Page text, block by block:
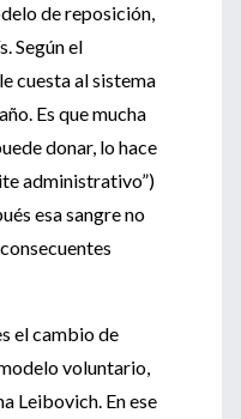
de reposición,
Según el
cuesta al sistema
Es que mucha
donar, lo hace
administrativo”)
esa sangre no
el cambio de
voluntario,
Leibovich. En ese